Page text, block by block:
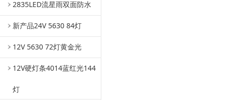
2835LED流星雨双面防水
新产品24V 5630 84灯
12V 5630 72灯黄金光
12V硬灯条4014蓝红光144
灯